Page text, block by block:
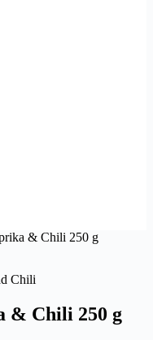
& Chili 250 g
& Chili 250 g